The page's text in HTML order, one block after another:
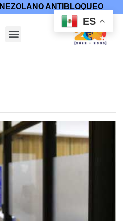
ANTIBLOQUEO
ES